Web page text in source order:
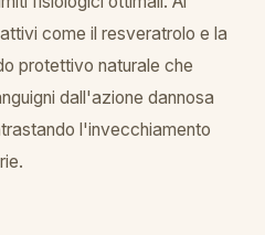
come il resveratrolo e la
protettivo naturale che
dall'azione dannosa
l'invecchiamento